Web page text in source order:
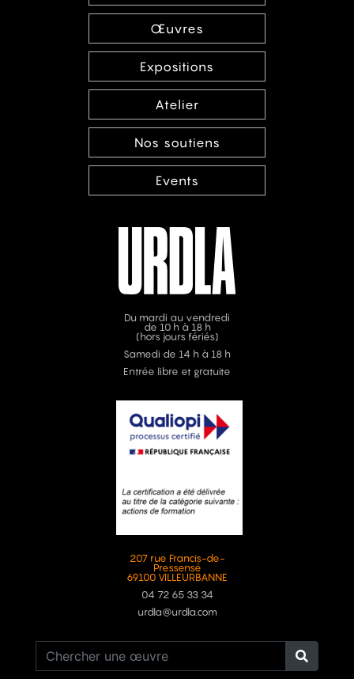
Œuvres
Expositions
Atelier
Nos soutiens
Events
Du mardi au vendredi
de 10 h à 18 h
(hors jours fériés)
Samedi de 14 h à 18 h
Entrée libre et gratuite
207 rue Francis-de-
Pressensé
69100 VILLEURBANNE
04 72 65 33 34
urdla@urdla.com